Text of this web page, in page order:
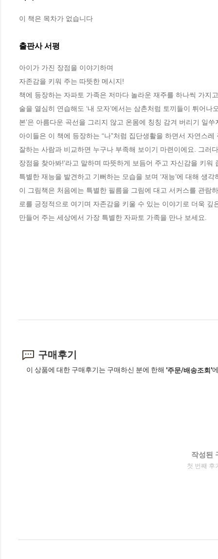
이 책은 목차가 없습니다
출판사 서평
아이가 가진 장점을 이야기하며
자존감을 키워 주는 따뜻한 메시지!
책에 등장하는 자파토 가족은 저마다 놀라운 재주를 하나씩 가지
술을 열심히 연습해도 ‘내 모자’에서는 삼촌처럼 토끼들이 튀어
본’은 아름다운 곡선을 그리지 않고 온몸에 칭칭 감겨 버리기 일쑤
아이들은 이 책에 등장하는 “나”처럼 집단생활을 하면서 자연스
잘하는 사람과 비교하면 누구나 부족해 보이기 마련이에요. 그러
장점을 찾아봐!’라고 말하며 따뜻하게 보듬어 주고 자신감을 키
특별한 재능을 발견하고 기뻐하는 모습을 보며 ‘재능’에 대해 생
이 그림책은 처음에는 특별한 필름을 그림에 대고 서커스를 관람
로를 긍정적으로 여기며 자존감을 키울 수 있는 이야기로 더욱 깊
만들어 주는 세상에서 가장 특별한 자파토 가족을 만나 보세요.
구매후기
이 상품에 대한 구매후기는 구매하신 분에 한해 '주문/배송조회'
작성된
첫 번째 후